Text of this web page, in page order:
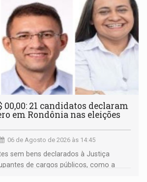
00,00: 21 candidatos declaram
em Rondônia nas eleições
06 de Agosto de 2026 às 14:45
sem bens declarados à Justiça
de cargos públicos, como a